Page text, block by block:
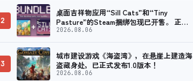
2
桌面吉祥物应用“Sill Cats”和“Tiny
Pasture”的Steam捆绑包现已开售。 正常
价九折
2026.08.06
3
城市建设游戏《海盗湾》，在悬崖上建造海
盗藏身处，已正式发布1.0版本！
2026.08.06